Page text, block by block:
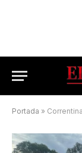
Portada » Correntina